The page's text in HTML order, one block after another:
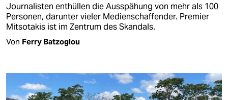
Journalisten enthüllen die Ausspähung von mehr als 100
Personen, darunter vieler Medienschaffender. Premier
Mitsotakis ist im Zentrum des Skandals.
Von Ferry Batzoglou